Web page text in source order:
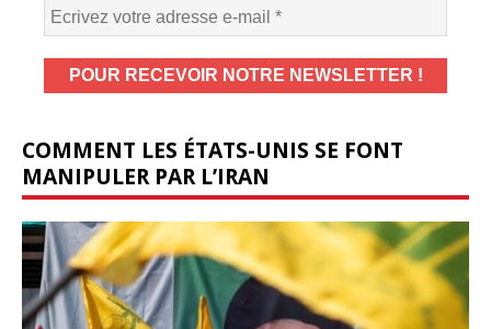
COMMENT LES ÉTATS-UNIS SE FONT
MANIPULER PAR L’IRAN